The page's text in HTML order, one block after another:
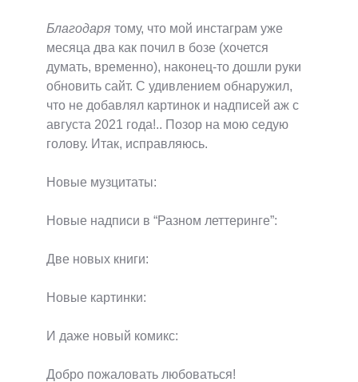
Благодаря тому, что мой инстаграм уже
месяца два как почил в бозе (хочется
думать, временно), наконец-то дошли руки
обновить сайт. С удивлением обнаружил,
что не добавлял картинок и надписей аж с
августа 2021 года!.. Позор на мою седую
голову. Итак, исправляюсь.
Новые музцитаты:
Новые надписи в “Разном леттеринге”:
Две новых книги:
Новые картинки:
И даже новый комикс:
Добро пожаловать любоваться!